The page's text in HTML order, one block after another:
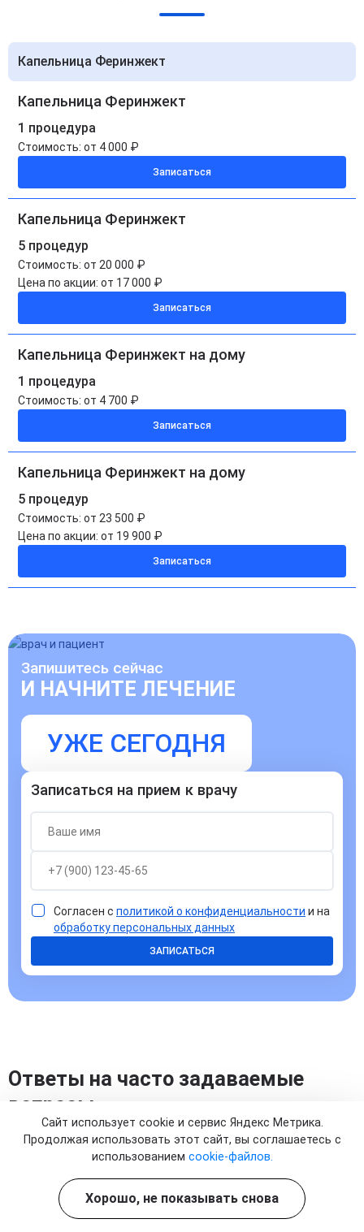
Капельница Феринжект
Капельница Феринжект
1 процедура
Стоимость: от 4 000 ₽
Записаться
Капельница Феринжект
5 процедур
Стоимость: от 20 000 ₽
Цена по акции: от 17 000 ₽
Записаться
Капельница Феринжект на дому
1 процедура
Стоимость: от 4 700 ₽
Записаться
Капельница Феринжект на дому
5 процедур
Стоимость: от 23 500 ₽
Цена по акции: от 19 900 ₽
Записаться
Запишитесь сейчас
И НАЧНИТЕ ЛЕЧЕНИЕ
УЖЕ СЕГОДНЯ
Записаться на прием к врачу
Согласен с политикой о конфиденциальности и на
обработку персональных данных
ЗАПИСАТЬСЯ
Ответы на часто задаваемые
вопросы
Чем Феринжект отличается от других
препаратов железа в капельницах?
Сайт использует cookie и сервис Яндекс Метрика.
Продолжая использовать этот сайт, вы соглашаетесь с
использованием cookie-файлов.
Хорошо, не показывать снова